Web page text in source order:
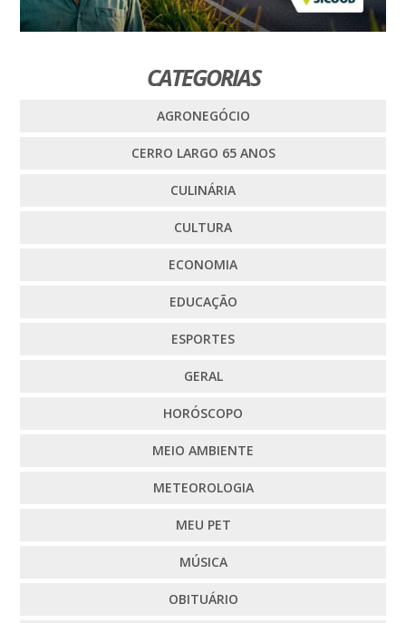
CATEGORIAS
AGRONEGÓCIO
CERRO LARGO 65 ANOS
CULINÁRIA
CULTURA
ECONOMIA
EDUCAÇÃO
ESPORTES
GERAL
HORÓSCOPO
MEIO AMBIENTE
METEOROLOGIA
MEU PET
MÚSICA
OBITUÁRIO